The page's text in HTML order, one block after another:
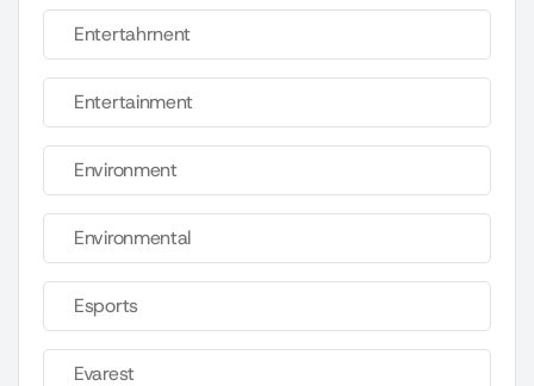
Entertahrnent
Entertainment
Environment
Environmental
Esports
Evarest